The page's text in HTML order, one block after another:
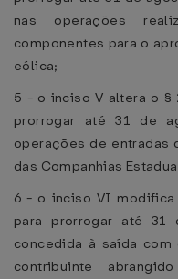
nas operações
componentes para o
eólica;
5 - o inciso V altera o §
prorrogar até 31 de
operações de entradas
das Companhias
6 - o inciso VI
para prorrogar até
concedida à saída com
contribuinte